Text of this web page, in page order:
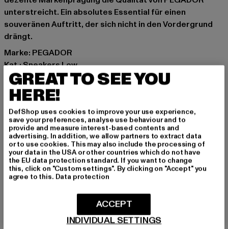
unterstreicht. Ein absolutes Essential für einen
souveränen Auftritt, der sich nicht in den Vordergrund
drängt.
Marke: PEGADOR
Kat.: Sneakers Low
Farbe: schwarz
Hersteller Farbe: black/offwhite
Obermaterial: Wildleder
Innenfutter: Textil
Art.Nr: PGDR-4231-00851
Hersteller: The Mad Agency GmbH |
info@themad.agency
Hollefeldstraße 16 | 48282 Emsdetten | DE
GRÖSSE & PASSFORM
GREAT TO SEE YOU
HERE!
DefShop uses cookies to improve your use experience,
save your preferences, analyse use behaviour and to
provide and measure interest-based contents and
advertising. In addition, we allow partners to extract data
or to use cookies. This may also include the processing of
your data in the USA or other countries which do not have
the EU data protection standard. If you want to change
this, click on "Custom settings". By clicking on "Accept" you
agree to this. Data protection
INDIVIDUAL SETTINGS
ACCEPT